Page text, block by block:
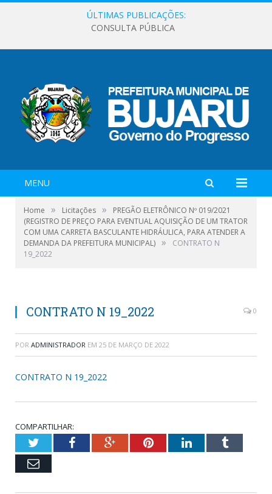
ÚLTIMAS PUBLICAÇÕES:
CONSULTA PÚBLICA
MENU
Home » Licitações »
PREGÃO ELETRÔNICO Nº 019/2021
(REGISTRO DE PREÇO PARA EVENTUAL AQUISIÇÃO DE UM TRATOR
COM UMA CARRETA BASCULANTE HIDRÁULICA, PARA ATENDER A
DEMANDA DA PREFEITURA MUNICIPAL) »
CONTRATO N
19_2022
CONTRATO N 19_2022 0
POR ADMINISTRADOR EM 25 DE MARÇO DE 2022
CONTRATO N 19_2022
COMPARTILHAR:
TwitterFacebookGoogle+PinterestLinkedInTumblr
Email